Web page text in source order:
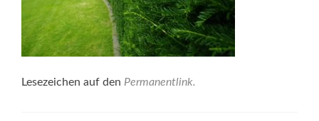
Lesezeichen auf den Permanentlink.